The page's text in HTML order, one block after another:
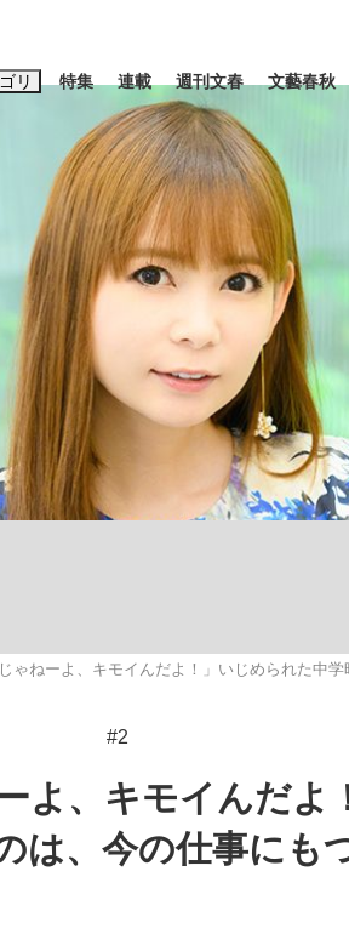
リ
エンタメ ライフ
明かした日本代表監督に...
特集 連載 週刊文春 文藝春秋
ワードタグ一覧
凌輝 #高市早苗 #後藤真希 #森岡毅
亀和田武
ゃねーよ、キモイんだよ！」いじめられた中
#2
よ、キモイんだよ
は、今の仕事にも